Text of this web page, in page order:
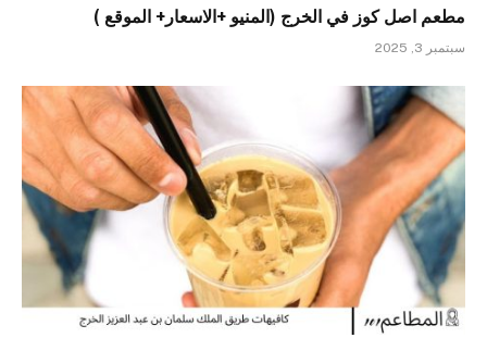
مطعم اصل كوز في الخرج (المنيو +الاسعار+ الموقع )
سبتمبر 3, 2025